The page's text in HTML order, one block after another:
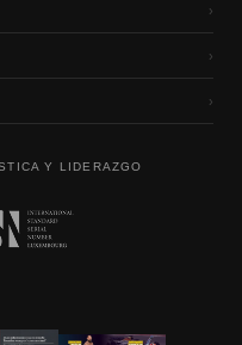
›
›
›
Y LIDERAZGO